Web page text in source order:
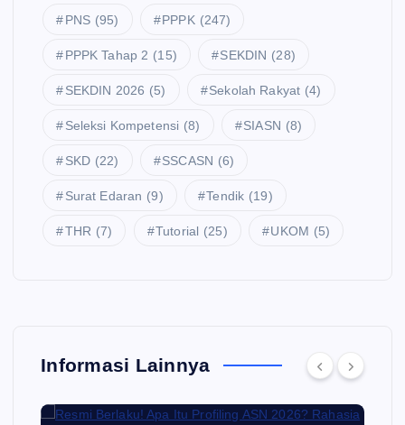
PNS (95) PPPK (247)
PPPK Tahap 2 (15) SEKDIN (28)
SEKDIN 2026 (5) Sekolah Rakyat (4)
Seleksi Kompetensi (8) SIASN (8)
SKD (22) SSCASN (6)
Surat Edaran (9) Tendik (19)
THR (7) Tutorial (25) UKOM (5)
Informasi Lainnya